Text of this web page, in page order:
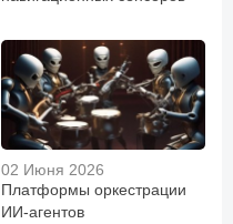
02 Июня 2026
Платформы оркестрации
ИИ-агентов